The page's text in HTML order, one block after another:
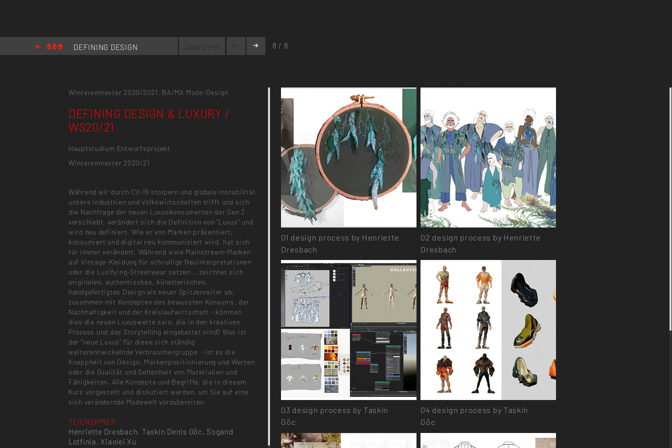
DEFINING DESIGN
Übersicht 8 / 8
Wintersemester 2020/2021, BA/MA Mode-Design
DEFINING DESIGN & LUXURY /
WS20/21
Hauptstudium Entwurfsprojekt
Wintersemester 2020/21
Während wir durch CV-19 stolpern und globale Instabilität
unsere Industrien und Volkswirtschaften trifft und sich
die Nachfrage der neuen Luxuskonsumenten der Gen Z
verschiebt, verändert sich die Definition von "Luxus" und
wird neu definiert. Wie er von Marken präsentiert,
konsumiert und digital neu kommuniziert wird, hat sich
für immer verändert. Während viele Mainstream-Marken
auf Vintage-Kleidung für schrullige Neuinterpretationen
oder die Luxifying-Streetwear setzen... zeichnet sich
originales, authentisches, künstlerisches,
handgefertigtes Design als neuer Spitzenreiter ab,
zusammen mit Konzepten des bewussten Konsums, der
Nachhaltigkeit und der Kreislaufwirtschaft - könnten
dies die neuen Luxuswerte sein, die in den kreativen
Prozess und das Storytelling eingebettet sind? Was ist
der "neue Luxus" für diese sich ständig
weiterentwickelnde Verbrauchergruppe - ist es die
Knappheit von Design, Markenpositionierung und Werten
oder die Qualität und Seltenheit von Materialien und
Fähigkeiten. Alle Konzepte und Begriffe, die in diesem
Kurs vorgestellt und diskutiert werden, um Sie auf eine
sich verändernde Modewelt vorzubereiten.
TEILNEHMER
Henriette Dresbach, Taskin Denis Göc, Sogand
Lotfinia, Xiaolei Xu
01 design process by Henriette
Dresbach
02 design process by Henriette
Dresbach
03 design process by Taskin
Göc
04 design process by Taskin
Göc